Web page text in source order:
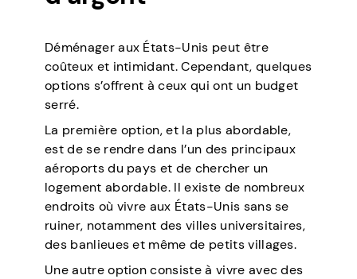
Déménager aux États-Unis peut être
coûteux et intimidant. Cependant, quelques
options s’offrent à ceux qui ont un budget
serré.
La première option, et la plus abordable,
est de se rendre dans l’un des principaux
aéroports du pays et de chercher un
logement abordable. Il existe de nombreux
endroits où vivre aux États-Unis sans se
ruiner, notamment des villes universitaires,
des banlieues et même de petits villages.
Une autre option consiste à vivre avec des